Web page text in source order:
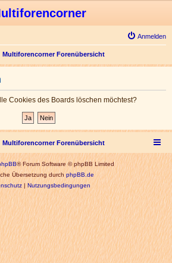
Anmelden
Multiforencorner Forenübersicht
Cookies des Boards löschen möchtest?
Multiforencorner Forenübersicht
® Forum Software © phpBB Limited
Übersetzung durchphpBB.de
|Nutzungsbedingungen